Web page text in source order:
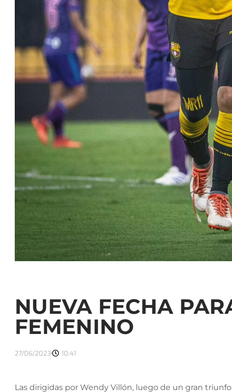
NUEVA FECHA
FEMENINO
27/06/2023 10:41
Las dirigidas por Wendy Villón, luego de un gran